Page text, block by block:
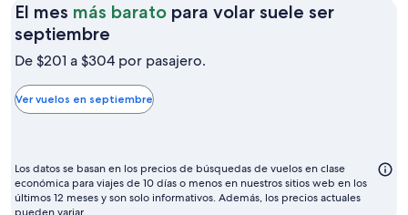
El mes más barato para volar suele ser
septiembre
mes
barato
para
suele
ser
septiembre
De $201 a $304 por pasajero.
Ver vuelos en septiembre
Los datos se basan en los precios de búsquedas de vuelos en clase
económica para viajes de 10 días o menos en nuestros sitios web en los
últimos 12 meses y son solo informativos. Además, los precios actuales